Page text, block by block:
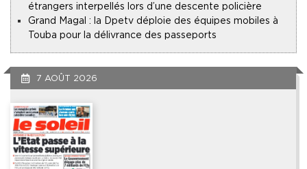
étrangers interpellés lors d’une descente policière
Grand Magal : la Dpetv déploie des équipes mobiles à
Touba pour la délivrance des passeports
7 AOÛT 2026